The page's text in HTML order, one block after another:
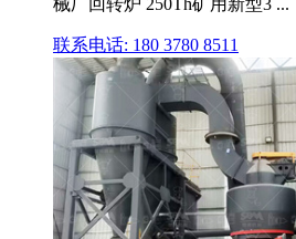
械厂回转炉 250Th矿用新型3 ...
联系电话: 180 3780 8511